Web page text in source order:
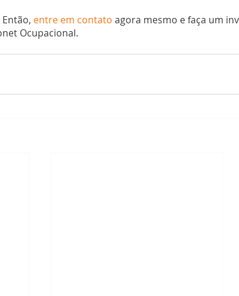
entre em contato agora mesmo e faça um
Ocupacional.